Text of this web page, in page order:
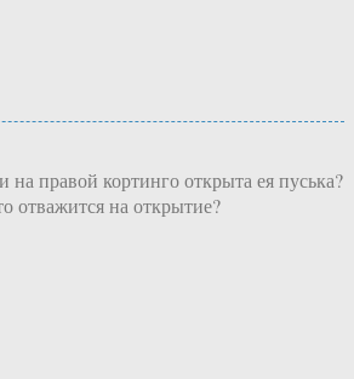
на правой кортинго открыта ея пуська?
отважится на открытие?